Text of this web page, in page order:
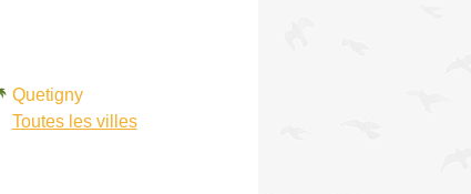
Quetigny
Toutes les villes